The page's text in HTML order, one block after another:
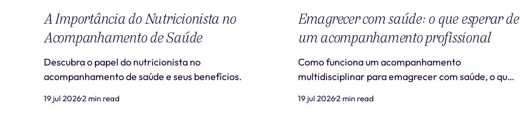
A Importância do Nutricionista no
Acompanhamento de Saúde
Descubra o papel do nutricionista no
acompanhamento de saúde e seus benefícios.
19 jul 20262 min read
Emagrecer com saúde: o que esperar de
um acompanhamento profissional
Como funciona um acompanhamento
multidisciplinar para emagrecer com saúde, o que
profissional.
19 jul 20262 min read